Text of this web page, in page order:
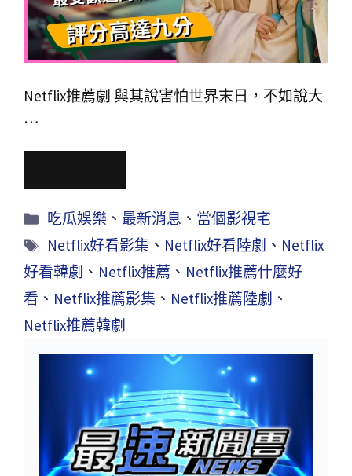
Netflix推薦劇 與其說害怕世界末日，不如說大
…
吃瓜娛樂 、最新消息 、 當個影視宅
Netflix好看影集 、 Netflix好看陸劇 、 Netflix
好看韓劇 、 Netflix推薦 、 Netflix推薦什麼好
看 、 Netflix推薦影集 、 Netflix推薦陸劇 、
Netflix推薦韓劇